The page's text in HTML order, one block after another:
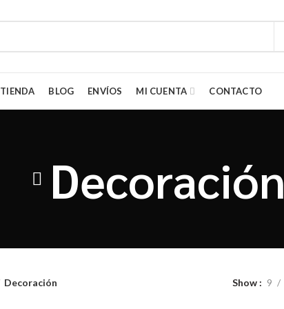
TIENDA BLOG ENVÍOS MI CUENTA CONTACTO
Decoración
Decoración Show 9